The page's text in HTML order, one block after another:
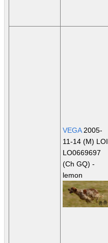
VEGA2005-
11-14 (M) LOI
LO0669697
(Ch GQ) -
lemon